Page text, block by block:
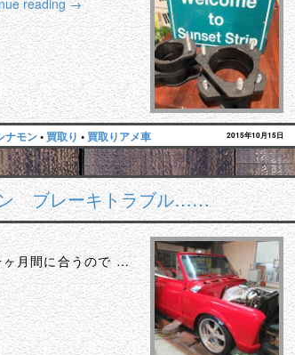
reading→
ナモン• 買取り • 買取りアメ車 2015年10月15日
ブレーキトラブル……
ヶ月間に合うので …